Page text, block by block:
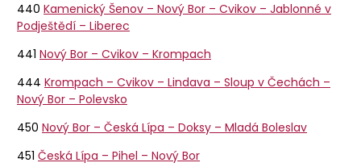
440 Kamenický Šenov – Nový Bor – Cvikov – Jablonné v
Podještědí – Liberec
441 Nový Bor – Cvikov – Krompach
444 Krompach – Cvikov – Lindava – Sloup v Čechách –
Nový Bor – Polevsko
450 Nový Bor – Česká Lípa – Doksy – Mladá Boleslav
451 Česká Lípa – Pihel – Nový Bor